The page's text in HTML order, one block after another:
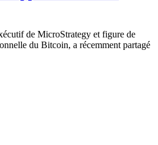
de MicroStrategy et figure de
du Bitcoin, a récemment partagé